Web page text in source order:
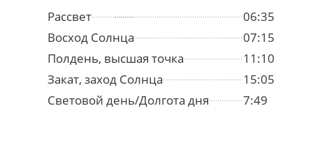
Рассвет
06:35
Восход Солнца
07:15
Полдень, высшая точка
11:10
Закат, заход Солнца
15:05
Световой день/Долгота дня
7:49